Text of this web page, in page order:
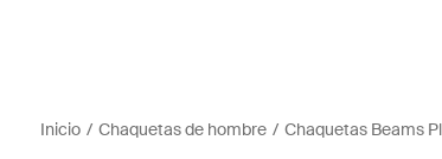
Inicio Chaquetas de hombre Chaquetas Beams